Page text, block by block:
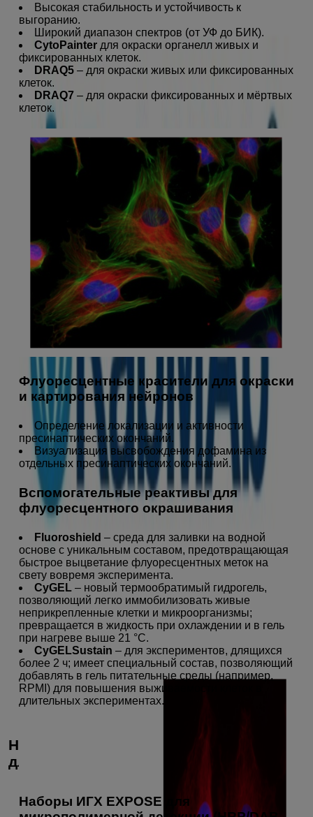
Высокая стабильность и устойчивость к
выгоранию.
Широкий диапазон спектров (от УФ до БИК).
CytoPainter для окраски органелл живых и
фиксированных клеток.
DRAQ5 – для окраски живых или фиксированных
клеток.
DRAQ7 – для окраски фиксированных и мёртвых
клеток.
Флуоресцентные красители для окраски
и картирования нейронов
Определение локализации и активности
пресинаптических окончаний.
Визуализация высвобождения дофамина из
отдельных пресинаптических окончаний.
Вспомогательные реактивы для
флуоресцентного окрашивания
Fluoroshield – среда для заливки на водной
основе с уникальным составом, предотвращающая
быстрое выцветание флуоресцентных меток на
свету вовремя эксперимента.
CyGEL – новый термообратимый гидрогель,
позволяющий легко иммобилизовать живые
неприкрепленные клетки и микроорганизмы;
превращается в жидкость при охлаждении и в гель
при нагреве выше 21 °C.
CyGELSustain – для экспериментов, длящихся
более 2 ч; имеет специальный состав, позволяющий
добавлять в гель питательные среды (например,
RPMI) для повышения выживаемости клеток в
длительных экспериментах.
Наборы, реагенты, системы детекции
для ИГХ
Наборы ИГХ EXPOSE для